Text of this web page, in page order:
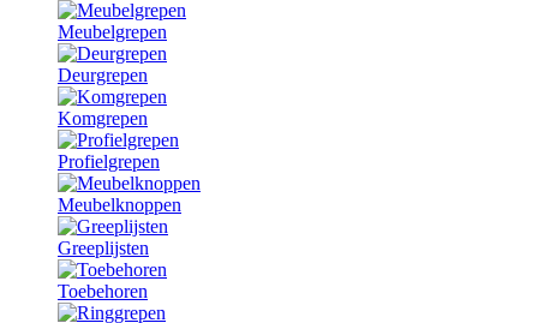
Meubelgrepen
Deurgrepen
Komgrepen
Profielgrepen
Meubelknoppen
Greeplijsten
Toebehoren